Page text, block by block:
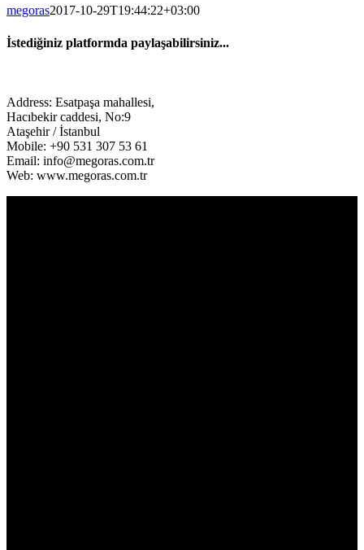
megoras2017-10-29T19:44:22+03:00
İstediğiniz platformda paylaşabilirsiniz...
Address: Esatpaşa mahallesi,
Hacıbekir caddesi, No:9
Ataşehir / İstanbul
Mobile: +90 531 307 53 61
Email: info@megoras.com.tr
Web: www.megoras.com.tr